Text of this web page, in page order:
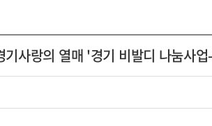
사랑의 열매 '경기 비발디 나눔사